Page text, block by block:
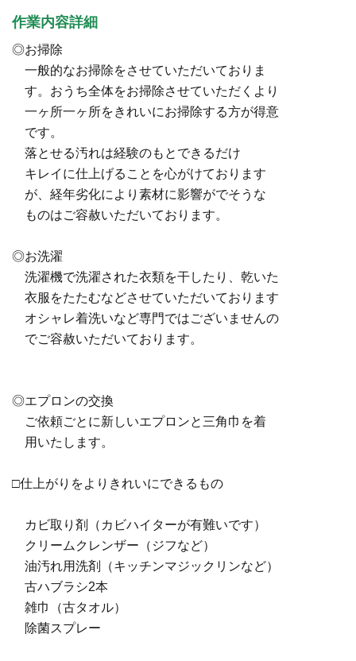
作業内容詳細
◎お掃除
一般的なお掃除をさせていただいておりま
す。おうち全体をお掃除させていただくより
一ヶ所一ヶ所をきれいにお掃除する方が得意
です。
落とせる汚れは経験のもとできるだけ
キレイに仕上げることを心がけております
が、経年劣化により素材に影響がでそうな
ものはご容赦いただいております。
◎お洗濯
洗濯機で洗濯された衣類を干したり、乾いた
衣服をたたむなどさせていただいております
オシャレ着洗いなど専門ではございませんの
でご容赦いただいております。
◎エプロンの交換
ご依頼ごとに新しいエプロンと三角巾を着
用いたします。
□仕上がりをよりきれいにできるもの
カビ取り剤（カビハイターが有難いです）
クリームクレンザー（ジフなど）
油汚れ用洗剤（キッチンマジックリンなど）
古ハブラシ2本
雑巾（古タオル）
除菌スプレー